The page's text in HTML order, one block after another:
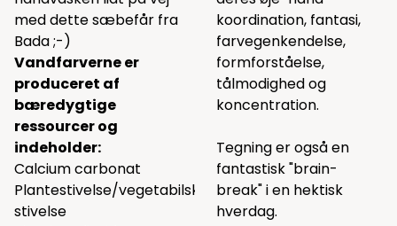
med dettesæbefår fra
Bada ;-)
Vandfarverne er
produceret af
bæredygtige
ressourcer og
indeholder:
Calcium carbonat
Plantestivelse/vegetabilsk
stivelse
koordination, fantasi,
farvegenkendelse,
formforståelse,
tålmodighed og
koncentration.
Tegning er også en
fantastisk "brain-
break" i en hektisk
hverdag.